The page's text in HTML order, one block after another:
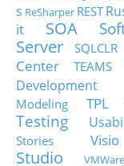
s ReSharper REST
it
SOA
Server
SQLCLR
Center
TEAMS
Development
Modeling
TPL
Testing
Stories
Visio
Studio
VMWare